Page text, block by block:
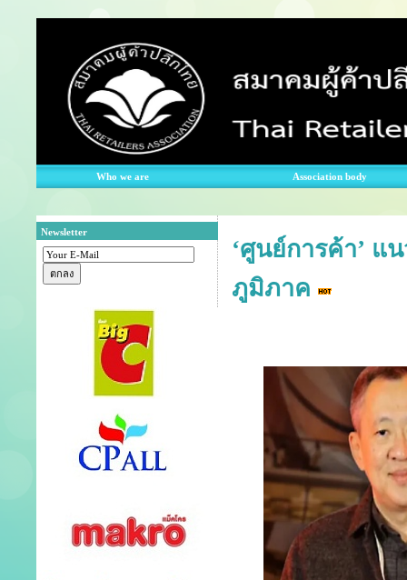
Who we are Association body
Newsletter
‘ศูนย์การค้า’ แ
ภูมิภาค